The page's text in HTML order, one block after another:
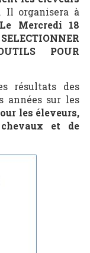
. Il organisera à
Mercredi 18
POUR
résultats des
années sur les
les éleveurs,
et de